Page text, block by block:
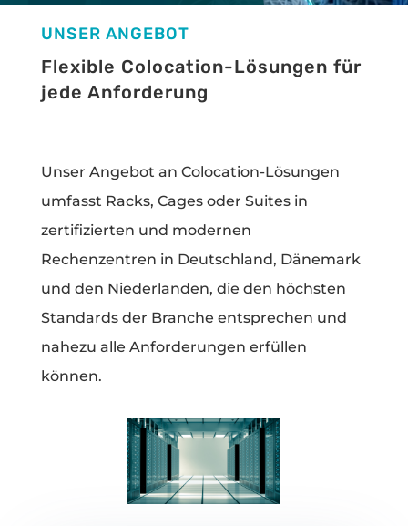
UNSER ANGEBOT
Flexible Colocation-Lösungen für
jede Anforderung
Unser Angebot an Colocation-Lösungen
umfasst Racks, Cages oder Suites in
zertifizierten und modernen
Rechenzentren in Deutschland, Dänemark
und den Niederlanden, die den höchsten
Standards der Branche entsprechen und
nahezu alle Anforderungen erfüllen
können.